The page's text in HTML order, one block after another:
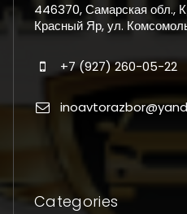
446370, Самарская обл.,
Красный Яр, ул.
+7 (927) 260-05-22
Categories